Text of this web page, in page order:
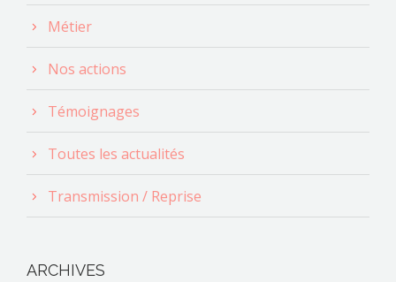
Métier
Nos actions
Témoignages
Toutes les actualités
Transmission / Reprise
ARCHIVES